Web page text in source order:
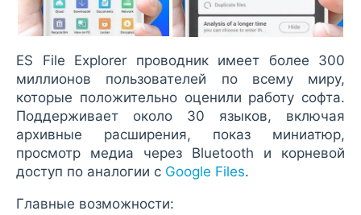
ES File Explorer проводник имеет более 300
миллионов пользователей по всему миру,
которые положительно оценили работу софта.
Поддерживает около 30 языков, включая
архивные расширения, показ миниатюр,
просмотр медиа через Bluetooth и корневой
доступ по аналогии с Google Files.
Главные возможности: